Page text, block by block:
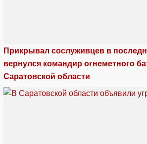
Прикрывал сослуживцев в
вернулся командир огнеметного
Саратовской области